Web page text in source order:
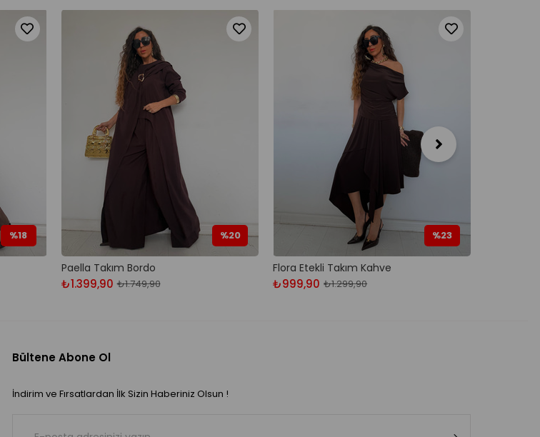
%18
Paella Takım Bordo
₺1.399,90 ₺1.749,90
%20
Flora Etekli Takım Kahve
₺999,90 ₺1.299,90
%23
Bültene Abone Ol
İndirim ve Fırsatlardan İlk Sizin Haberiniz Olsun !